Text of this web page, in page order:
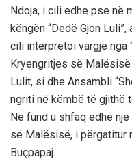
Ndoja, i cili edhe pse në
këngën “Dedë Gjon
cili interpretoi vargje nga
Kryengritjes së
Lulit, si dhe Ansambli
ngriti në këmbë të gjithë
Në fund u shfaq edhe
së Malësisë, i përgatitur
Buçpapaj.